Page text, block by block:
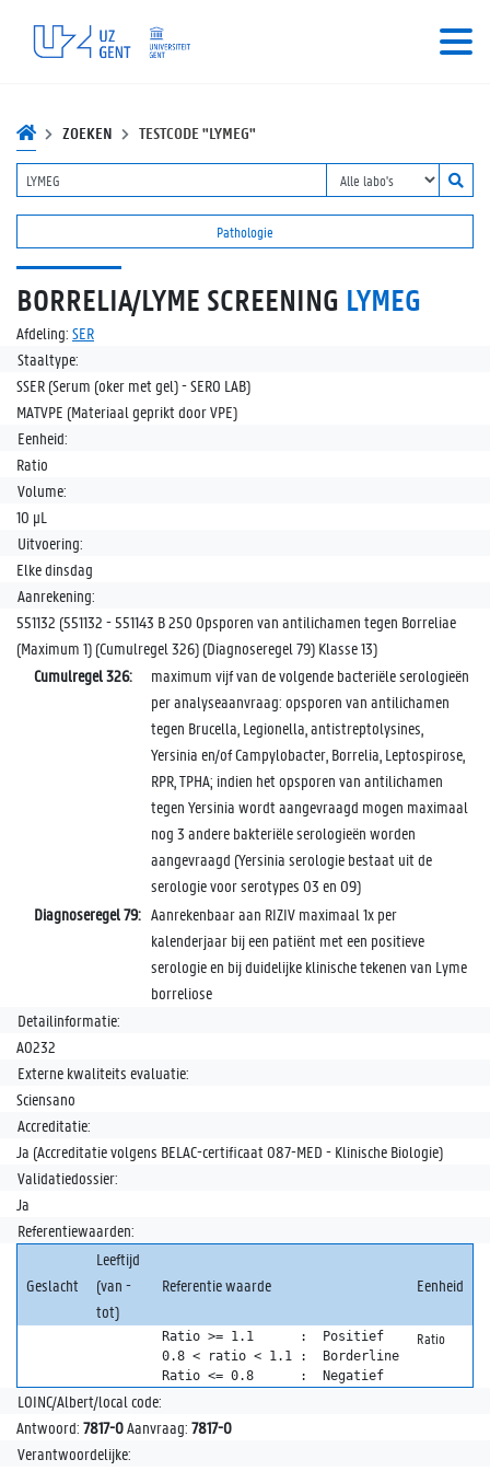
ZOEKEN TESTCODE "LYMEG"
Pathologie
BORRELIA/LYME SCREENING LYMEG
Afdeling: SER
Staaltype:
SSER (Serum (oker met gel) - SERO LAB)
MATVPE (Materiaal geprikt door VPE)
Eenheid:
Ratio
Volume:
10 µL
Uitvoering:
Elke dinsdag
Aanrekening:
551132 (551132 - 551143 B 250 Opsporen van antilichamen tegen Borreliae
(Maximum 1) (Cumulregel 326) (Diagnoseregel 79) Klasse 13)
Cumulregel 326:
maximum vijf van de volgende bacteriële serologieën
per analyseaanvraag: opsporen van antilichamen
tegen Brucella, Legionella, antistreptolysines,
Yersinia en/of Campylobacter, Borrelia, Leptospirose,
RPR, TPHA; indien het opsporen van antilichamen
tegen Yersinia wordt aangevraagd mogen maximaal
nog 3 andere bakteriële serologieën worden
aangevraagd (Yersinia serologie bestaat uit de
serologie voor serotypes O3 en O9)
Diagnoseregel 79: Aanrekenbaar aan RIZIV maximaal 1x per
kalenderjaar bij een patiënt met een positieve
serologie en bij duidelijke klinische tekenen van Lyme
borreliose
Detailinformatie:
A0232
Externe kwaliteits evaluatie:
Sciensano
Accreditatie:
Ja (Accreditatie volgens BELAC-certificaat 087-MED - Klinische Biologie)
Validatiedossier:
Ja
Referentiewaarden:
Geslacht
Leeftijd
(van -
tot)
Referentie waarde Eenheid
Ratio >= 1.1      :  Positief
0.8 < ratio < 1.1 :  Borderline
Ratio <= 0.8      :  Negatief
Ratio
LOINC/Albert/local code:
Antwoord: 7817-0Aanvraag: 7817-0
Verantwoordelijke: